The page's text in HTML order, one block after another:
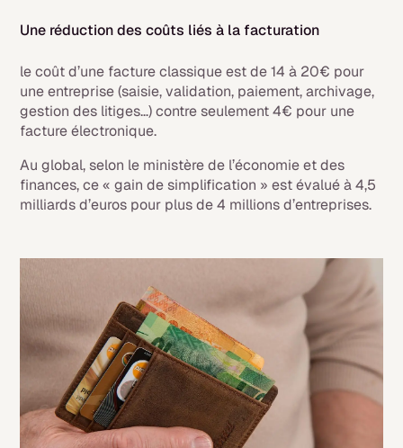
Une réduction des coûts liés à la facturation
le coût d’une facture classique est de 14 à 20€ pour
une entreprise (saisie, validation, paiement, archivage,
gestion des litiges…) contre seulement 4€ pour une
facture électronique.
Au global, selon le ministère de l’économie et des
finances, ce « gain de simplification » est évalué à 4,5
milliards d’euros pour plus de 4 millions d’entreprises.